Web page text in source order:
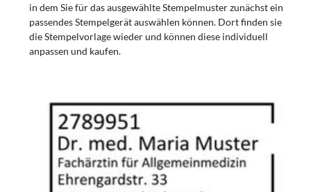
in dem Sie für das ausgewählte Stempelmuster zunächst ein
passendes Stempelgerät auswählen können. Dort finden sie
die Stempelvorlage wieder und können diese individuell
anpassen und kaufen.